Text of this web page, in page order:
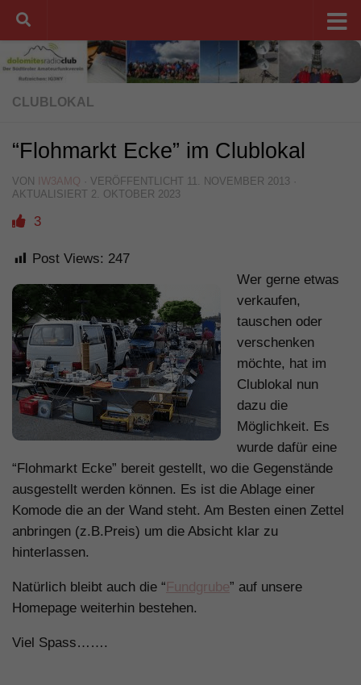
Unter dem Inhalt
CLUBLOKAL
“Flohmarkt Ecke” im Clublokal
VON IW3AMQ · VERÖFFENTLICHT 11. NOVEMBER 2013 ·
AKTUALISIERT 2. OKTOBER 2023
3
Post Views: 247
Wer gerne etwas
verkaufen,
tauschen oder
verschenken
möchte, hat im
Clublokal nun
dazu die
Möglichkeit. Es
wurde dafür eine
“Flohmarkt Ecke” bereit gestellt, wo die Gegenstände
ausgestellt werden können. Es ist die Ablage einer
Komode die an der Wand steht. Am Besten einen Zettel
anbringen (z.B.Preis) um die Absicht klar zu
hinterlassen.
Natürlich bleibt auch die “Fundgrube” auf unsere
Homepage weiterhin bestehen.
Viel Spass…….